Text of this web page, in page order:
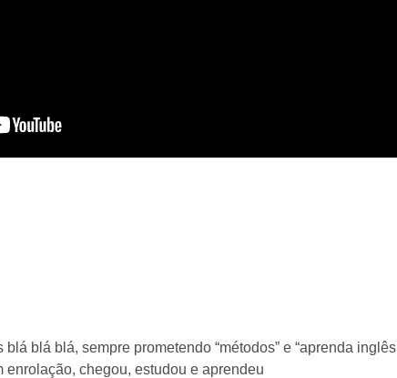
blá blá, sempre prometendo “métodos” e “aprenda inglês
enrolação, chegou, estudou e aprendeu